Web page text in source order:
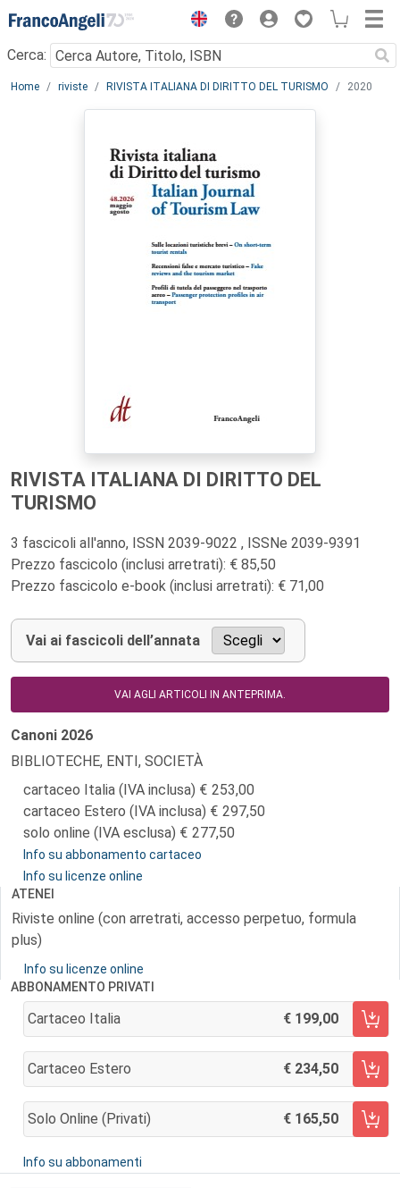
Menu
Cerca:
Main content
Home riviste RIVISTA ITALIANA DI DIRITTO DEL TURISMO 2020
RIVISTA ITALIANA DI DIRITTO DEL
TURISMO
3 fascicoli all'anno, ISSN 2039-9022 , ISSNe 2039-9391
Prezzo fascicolo (inclusi arretrati): € 85,50
Prezzo fascicolo e-book (inclusi arretrati): € 71,00
Vai ai fascicoli dell’annata
VAI AGLI ARTICOLI IN ANTEPRIMA.
Canoni 2026
BIBLIOTECHE, ENTI, SOCIETÀ
cartaceo Italia (IVA inclusa)
253,00
cartaceo Estero (IVA inclusa)
297,50
solo online (IVA esclusa)
277,50
Info su abbonamento cartaceo
Info su licenze online
ATENEI
Riviste online (con arretrati, accesso perpetuo, formula
plus)
Info su licenze online
ABBONAMENTO PRIVATI
Cartaceo Italia 199,00
AGGIUNGI AL CARRELLO
Cartaceo Estero 234,50
AGGIUNGI AL CARRELLO
Solo Online (privati) 165,50
AGGIUNGI AL CARRELLO
Info su abbonamenti